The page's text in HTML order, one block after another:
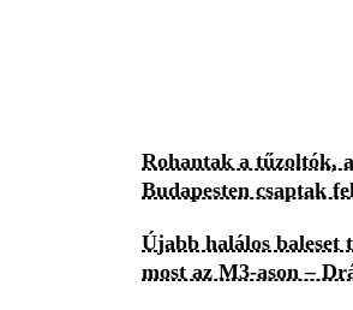
Rohantak a tűzoltók,
Budapesten csaptak
Újabb halálos baleset
most az M3-ason –